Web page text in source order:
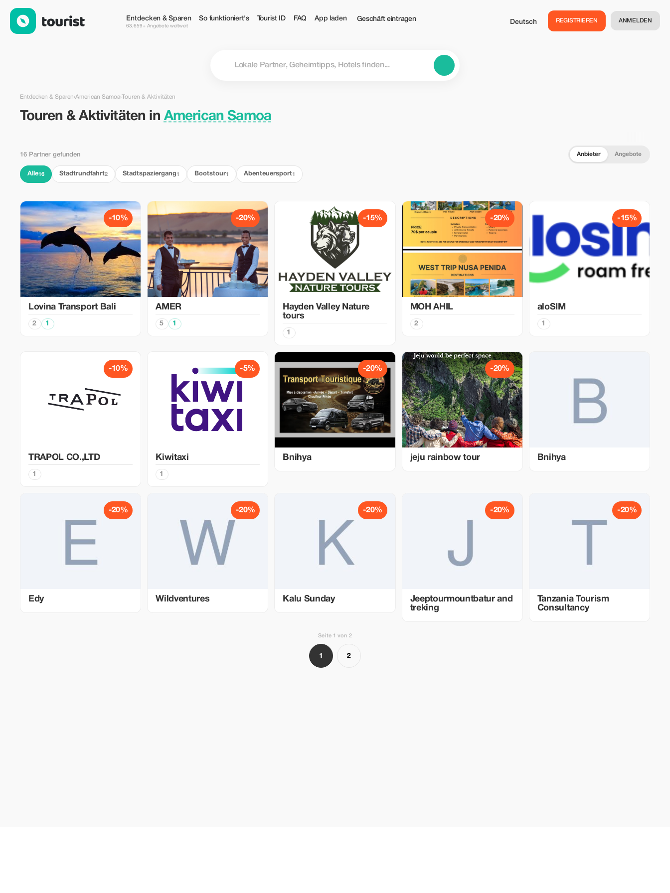
Entdecken & Sparen
63,659+ Angebote weltweit
So funktioniert's Tourist ID FAQ App laden Geschäft eintragen Deutsch REGISTRIEREN ANMELDEN
Entdecken & Sparen›American Samoa›Touren & Aktivitäten
Touren & Aktivitäten in American Samoa
16 Partner gefunden Anbieter Angebote
Alle16 Stadtrundfahrt2 Stadtspaziergang 1 Bootstour1 Abenteuersport1
-10%
Lovina Transport Bali
2 1
-20%
AMER
5 1
-15%
Hayden Valley Nature
tours
1
-20%
MOH AHIL
2
-15%
aloSIM
1
-10%
TRAPOL CO.,LTD
1
-5%
Kiwitaxi
1
-20%
Bnihya
-20%
jeju rainbow tour Bnihya
-20%
Edy
-20%
Wildventures
-20%
Kalu Sunday
-20%
Jeeptourmountbatur and
treking
-20%
Tanzania Tourism
Consultancy
Seite 1 von 2
1 2